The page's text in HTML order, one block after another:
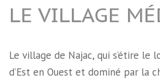
LE VILLAGE
Le village de Najac, qui s’étire le
d’Est en Ouest et dominé par la